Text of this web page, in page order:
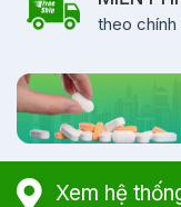
theo chính
Xem hệ